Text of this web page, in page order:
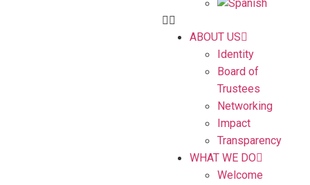
ABOUT US
Identity
Board of
Trustees
Networking
Impact
Transparency
WHAT WE DO
Welcome